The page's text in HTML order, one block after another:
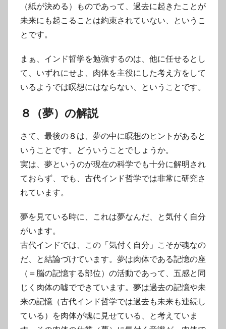
（紙が決める）ものであって、過去に起きたことが
未来にも起こることは約束されていない、というこ
とです。
まぁ、インド哲学を勉強するのは、他に任せるとし
て、いずれにせよ、肉体を主役にした考え方をして
いるようでは瞑想にはならない、ということです。
８（夢）の解説
さて、最後の８は、夢の中に瞑想のヒントがあると
いうことです。どういうことでしょうか。
実は、夢というのが現在の科学でも十分に解明され
ておらず、でも、古代インド哲学では非常に研究さ
れています。
夢を見ている時に、これは夢なんだ、と気付く自分
がいます。
古代インドでは、この「気付く自分」こそが魂なの
だ、と結論づけています。夢は肉体である記憶の座
（＝脳の記憶する部位）の活動であって、五感と同
じく肉体の嘘でできています。夢は過去の記憶や未
来の記憶（古代インド哲学では過去も未来も連続し
ている）を肉体が魂に見せている、と考えていま